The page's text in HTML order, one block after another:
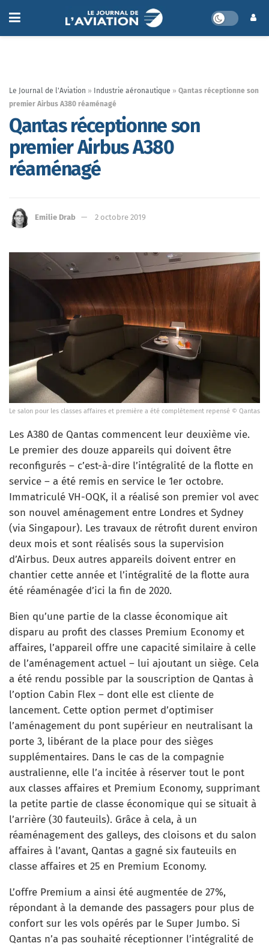
Le Journal de l'Aviation » Industrie aéronautique » Qantas réceptionne son
premier Airbus A380 réaménagé
Qantas réceptionne son
premier Airbus A380
réaménagé
Emilie Drab 2 octobre 2019
Le salon pour les classes affaires et première a été complètement repensé © Qantas
Les A380 de Qantas commencent leur deuxième vie.
Le premier des douze appareils qui doivent être
reconfigurés – c’est-à-dire l’intégralité de la flotte en
service – a été remis en service le 1er octobre.
Immatriculé VH-OQK, il a réalisé son premier vol avec
son nouvel aménagement entre Londres et Sydney
(via Singapour). Les travaux de rétrofit durent environ
deux mois et sont réalisés sous la supervision
d’Airbus. Deux autres appareils doivent entrer en
chantier cette année et l’intégralité de la flotte aura
été réaménagée d’ici la fin de 2020.
Bien qu’une partie de la classe économique ait
disparu au profit des classes Premium Economy et
affaires, l’appareil offre une capacité similaire à celle
de l’aménagement actuel – lui ajoutant un siège. Cela
a été rendu possible par la souscription de Qantas à
l’option Cabin Flex – dont elle est cliente de
lancement. Cette option permet d’optimiser
l’aménagement du pont supérieur en neutralisant la
porte 3, libérant de la place pour des sièges
supplémentaires. Dans le cas de la compagnie
australienne, elle l’a incitée à réserver tout le pont
aux classes affaires et Premium Economy, supprimant
la petite partie de classe économique qui se situait à
l’arrière (30 fauteuils). Grâce à cela, à un
réaménagement des galleys, des cloisons et du salon
affaires à l’avant, Qantas a gagné six fauteuils en
classe affaires et 25 en Premium Economy.
L’offre Premium a ainsi été augmentée de 27%,
répondant à la demande des passagers pour plus de
confort sur les vols opérés par le Super Jumbo. Si
Qantas n’a pas souhaité réceptionner l’intégralité de